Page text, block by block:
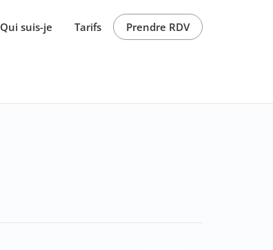
Qui suis-je Tarifs Prendre RDV